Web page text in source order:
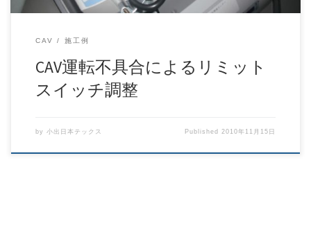
CAV 施工例
CAV運転不具合によるリミット
スイッチ調整
by 小出日本テックス Published 2010年11月15日